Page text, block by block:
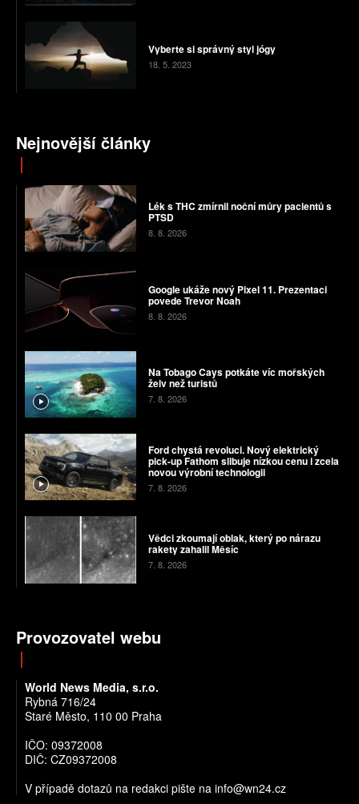
Vyberte si správný styl jógy
18. 5. 2023
Nejnovější články
Lék s THC zmírnil noční můry pacientů s
PTSD
8. 8. 2026
Google ukáže nový Pixel 11. Prezentaci
povede Trevor Noah
8. 8. 2026
Na Tobago Cays potkáte víc mořských
želv než turistů
7. 8. 2026
Ford chystá revoluci. Nový elektrický
pick-up Fathom slibuje nízkou cenu i zcela
novou výrobní technologii
7. 8. 2026
Vědci zkoumají oblak, který po nárazu
rakety zahalil Měsíc
7. 8. 2026
Provozovatel webu
World News Media, s.r.o.
Rybná 716/24
Staré Město, 110 00 Praha
IČO: 09372008
DIČ: CZ09372008
V případě dotazů na redakci pište na info@wn24.cz